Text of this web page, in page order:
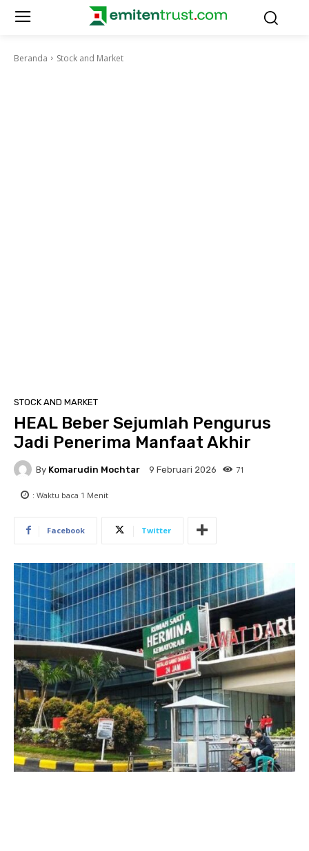
Beranda Stock and Market
STOCK AND MARKET
HEAL Beber Sejumlah Pengurus
Jadi Penerima Manfaat Akhir
By Komarudin Mochtar 9 Februari 2026 71
: Waktu baca 1 Menit
Facebook Twitter